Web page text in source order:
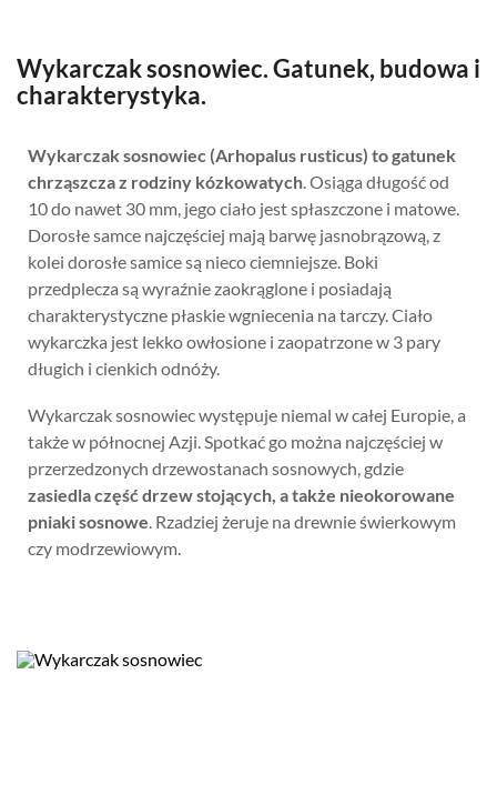
Wykarczak sosnowiec. Gatunek, budowa i
charakterystyka.
Wykarczak sosnowiec (Arhopalus rusticus) to gatunek
chrząszcza z rodziny kózkowatych. Osiąga długość od
10 do nawet 30 mm, jego ciało jest spłaszczone i matowe.
Dorosłe samce najczęściej mają barwę jasnobrązową, z
kolei dorosłe samice są nieco ciemniejsze. Boki
przedplecza są wyraźnie zaokrąglone i posiadają
charakterystyczne płaskie wgniecenia na tarczy. Ciało
wykarczka jest lekko owłosione i zaopatrzone w 3 pary
długich i cienkich odnóży.
Wykarczak sosnowiec występuje niemal w całej Europie, a
także w północnej Azji. Spotkać go można najczęściej w
przerzedzonych drzewostanach sosnowych, gdzie
zasiedla część drzew stojących, a także nieokorowane
pniaki sosnowe. Rzadziej żeruje na drewnie świerkowym
czy modrzewiowym.